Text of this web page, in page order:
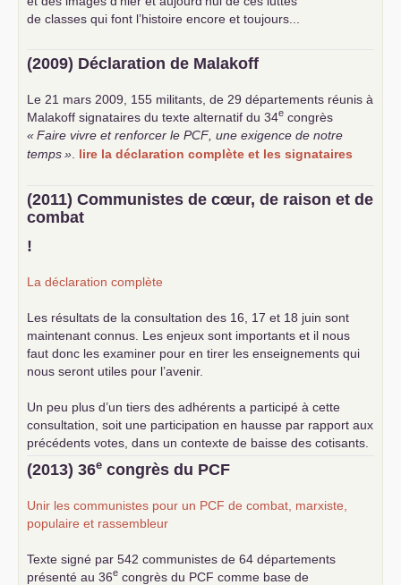
de classes qui font l’histoire encore et toujours...
(2009) Déclaration de Malakoff
Le 21 mars 2009, 155 militants, de 29 départements réunis à
Malakoff signataires du texte alternatif du 34e congrès
«Faire vivre et renforcer le PCF , une exigence de notre
temps» lire la déclaration complète et les signataires
(2011) Communistes de cœur, de raison et de
combat
!
La déclaration complète
Les résultats de la consultation des 16, 17 et 18 juin sont
maintenant connus. Les enjeux sont importants et il nous
faut donc les examiner pour en tirer les enseignements qui
nous seront utiles pour l’avenir.
Un peu plus d’un tiers des adhérents a participé à cette
consultation, soit une participation en hausse par rapport aux
précédents votes, dans un contexte de baisse des cotisants.
... lire la suite
(2013) 36e congrès du PCF
Unir les communistes pour un PCF de combat, marxiste,
populaire et rassembleur
Texte signé par 542 communistes de 64 départements
présenté au 36e congrès du PCF comme base de